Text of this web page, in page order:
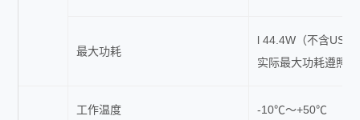
最大功耗
l 44.4W（不含USB
实际最大功耗遵照
工作温度 -10℃～+50℃